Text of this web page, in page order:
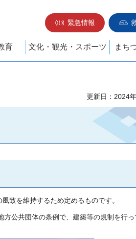
緊急情報
育 文化・観光・スポーツ まち
更新日：2024
致を維持するため定めるものです。
方公共団体の条例で、建築等の規制を行